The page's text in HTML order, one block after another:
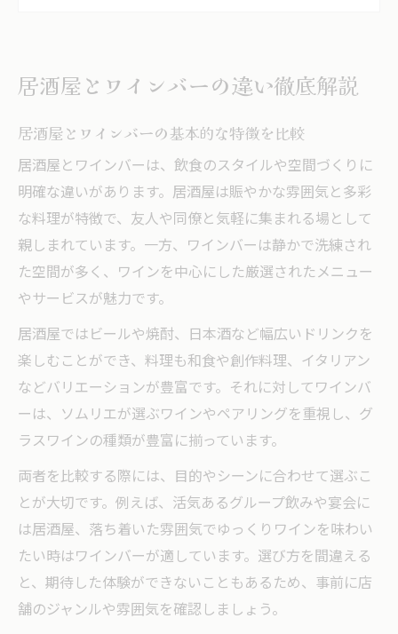
居酒屋とは異なるワインバーの静かな魅力
ワインバーで味わうこだわりのワイン体験
居酒屋とワインバーの空間作りの違いを解
説
ワイン好きが選ぶ静かなワインバーの特徴
居酒屋と違うワインバーの落ち着いた雰囲
気
グルメに最適な居酒屋の選び方
グルメ派も満足の居酒屋選びとワイン選択
料理とワインの相性にこだわる居酒屋活用
術
居酒屋で楽しむワインの選び方ポイント
ワインバーにも負けない居酒屋の魅力を発
見
居酒屋選びで重視したいワインの品揃え
ワインバーならではのペアリング体験
居酒屋にはないワインバーのペアリング体
験
料理とワインの絶妙な組み合わせを楽しむ
居酒屋とワインバーの違い徹底解説
居酒屋とワインバーの基本的な特徴を比較
居酒屋とワインバーは、飲食のスタイルや空間づくりに
明確な違いがあります。居酒屋は賑やかな雰囲気と多彩
な料理が特徴で、友人や同僚と気軽に集まれる場として
親しまれています。一方、ワインバーは静かで洗練され
た空間が多く、ワインを中心にした厳選されたメニュー
やサービスが魅力です。
居酒屋ではビールや焼酎、日本酒など幅広いドリンクを
楽しむことができ、料理も和食や創作料理、イタリアン
などバリエーションが豊富です。それに対してワインバ
ーは、ソムリエが選ぶワインやペアリングを重視し、グ
ラスワインの種類が豊富に揃っています。
両者を比較する際には、目的やシーンに合わせて選ぶこ
とが大切です。例えば、活気あるグループ飲みや宴会に
は居酒屋、落ち着いた雰囲気でゆっくりワインを味わい
たい時はワインバーが適しています。選び方を間違える
と、期待した体験ができないこともあるため、事前に店
舗のジャンルや雰囲気を確認しましょう。